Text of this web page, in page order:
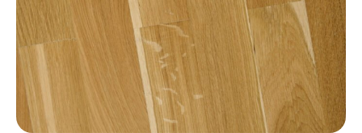
Обработка:
Длина:
Ширина:
Толщина: